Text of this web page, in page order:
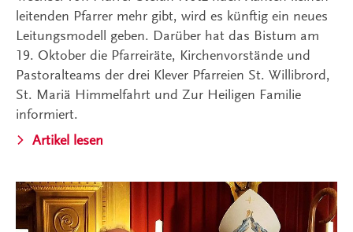
leitenden Pfarrer mehr gibt, wird es künftig ein neues
Leitungsmodell geben. Darüber hat das Bistum am
19. Oktober die Pfarreiräte, Kirchenvorstände und
Pastoralteams der drei Klever Pfarreien St. Willibrord,
St. Mariä Himmelfahrt und Zur Heiligen Familie
informiert.
Artikel lesen